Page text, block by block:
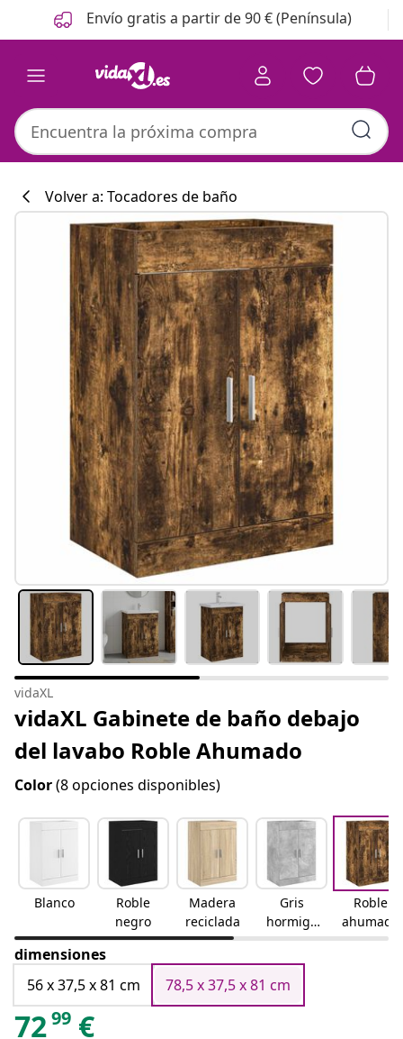
Anterior
Siguiente Envío gratis a partir de 90 € (Península)
#sharemevidaxl
Colección de
Volver a: Tocadores de baño
vidaXL
vidaXL Gabinete de baño debajo
del lavabo Roble Ahumado
Color(8 opciones disponibles)
Blanco
Roble
negro
Madera
reciclada
Gris
hormigó
n
Roble
ahumado
dimensiones
56 x 37,5 x 81 cm
78,5 x 37,5 x 81 cm
7299 €